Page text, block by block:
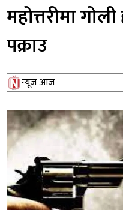
महोत्तरीमा
पक्राउ
न्यूज आज